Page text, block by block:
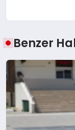
Benzer